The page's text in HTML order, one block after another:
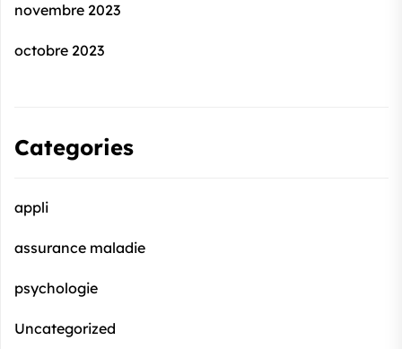
novembre 2023
octobre 2023
Categories
appli
assurance maladie
psychologie
Uncategorized